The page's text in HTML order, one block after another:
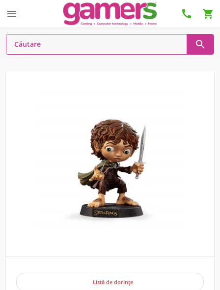
  

Listă de dorințe